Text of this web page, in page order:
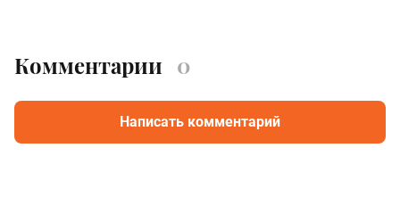
Комментарии 0
Написать комментарий